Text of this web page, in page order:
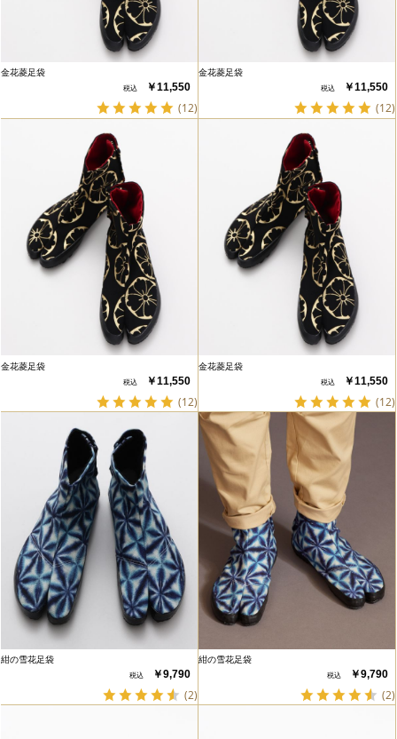
金花菱足袋
￥11,550
(12)
金花菱足袋
￥11,550
(12)
金花菱足袋
￥11,550
(12)
金花菱足袋
￥11,550
(12)
紺の雪花足袋
￥9,790
(2)
紺の雪花足袋
￥9,790
(2)